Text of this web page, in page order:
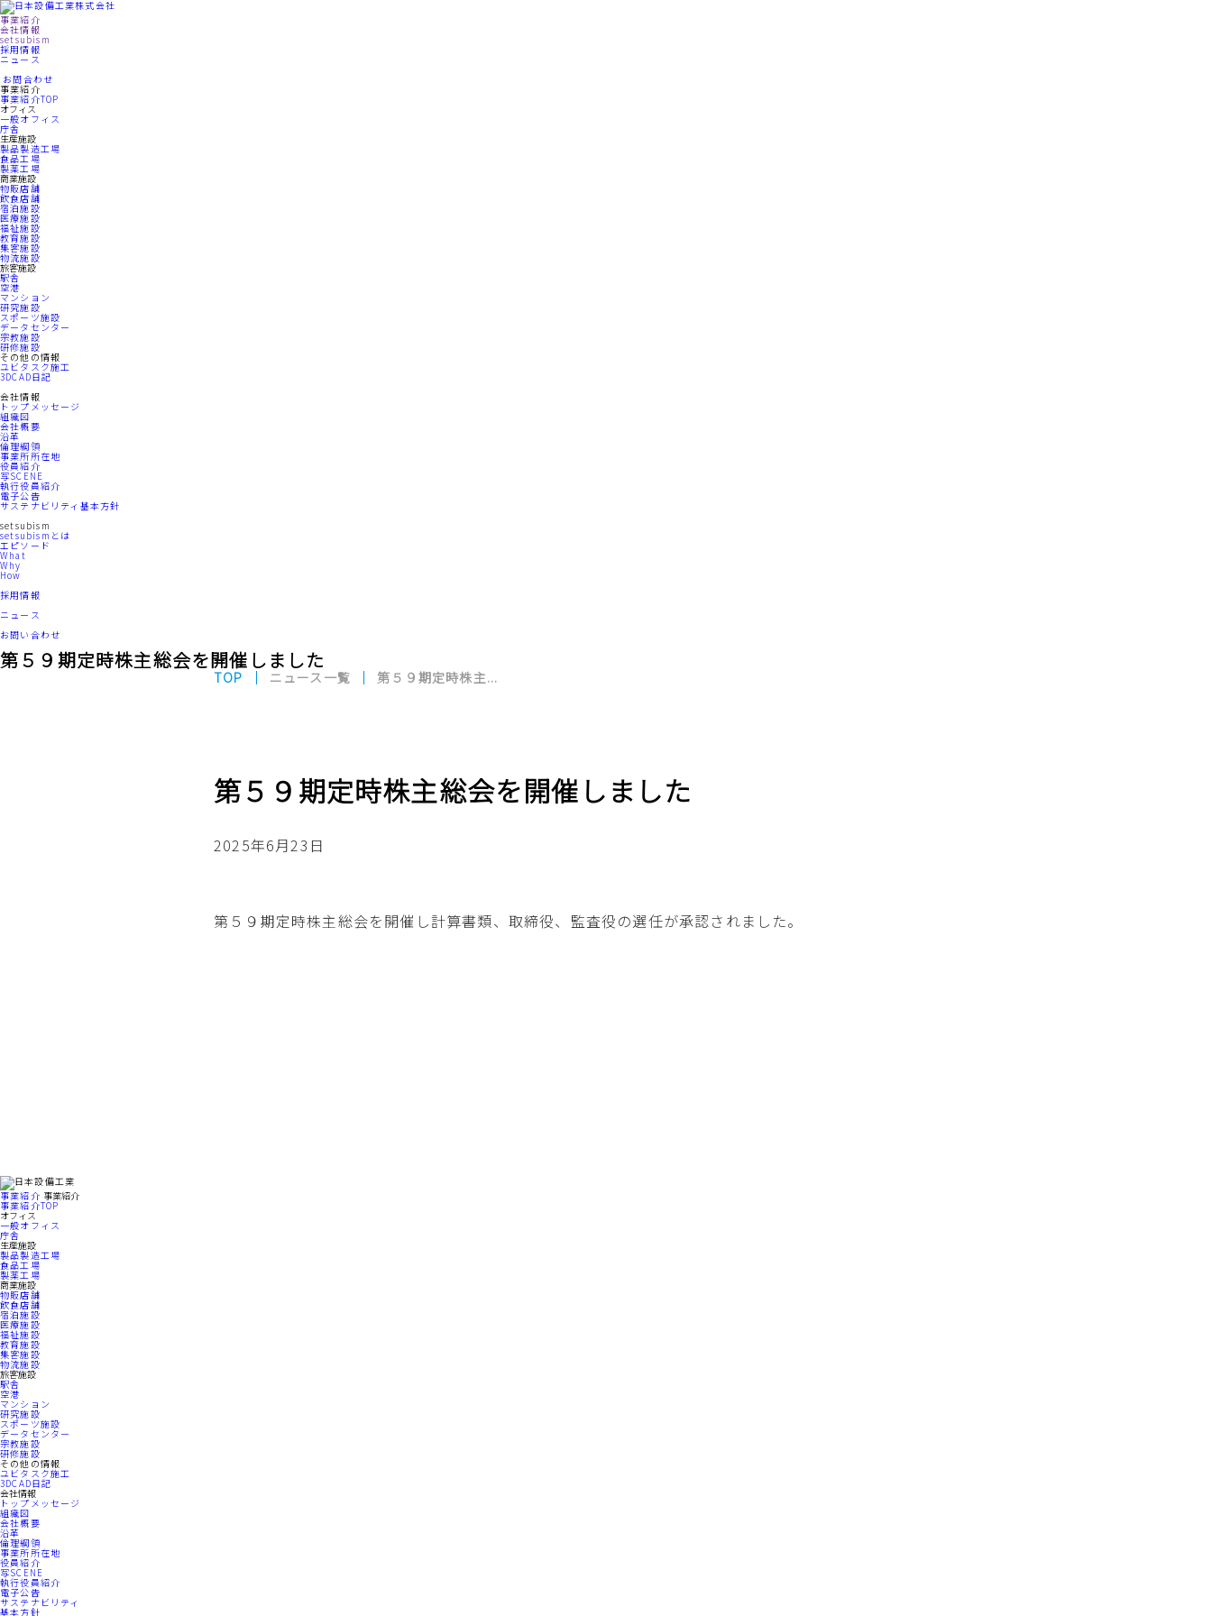
事業紹介
会社情報
setsubism
採用情報
ニュース
お問合わせ
事業紹介
事業紹介TOP
オフィス
一般オフィス
庁舎
生産施設
製品製造工場
食品工場
製薬工場
商業施設
物販店舗
飲食店舗
宿泊施設
医療施設
福祉施設
教育施設
集客施設
物流施設
旅客施設
駅舎
空港
マンション
研究施設
スポーツ施設
データセンター
宗教施設
研修施設
その他の情報
ユビタスク施工
3DCAD日記
会社情報
トップメッセージ
組織図
会社概要
沿革
倫理綱領
事業所所在地
役員紹介
写SCENE
執行役員紹介
電子公告
サステナビリティ基本方針
setsubism
setsubismとは
エピソード
What
Why
How
採用情報
ニュース
お問い合わせ
第５９期定時株主総会を開催しました
TOP ニュース一覧 第５９期定時株主...
第５９期定時株主総会を開催しました
2025年6月23日
第５９期定時株主総会を開催し計算書類、取締役、監査役の選任が承認されました。
事業紹介 事業紹介
事業紹介TOP
オフィス
一般オフィス
庁舎
生産施設
製品製造工場
食品工場
製薬工場
商業施設
物販店舗
飲食店舗
宿泊施設
医療施設
福祉施設
教育施設
集客施設
物流施設
旅客施設
駅舎
空港
マンション
研究施設
スポーツ施設
データセンター
宗教施設
研修施設
その他の情報
ユビタスク施工
3DCAD日記
会社情報
トップメッセージ
組織図
会社概要
沿革
倫理綱領
事業所所在地
役員紹介
写SCENE
執行役員紹介
電子公告
サステナビリティ
基本方針